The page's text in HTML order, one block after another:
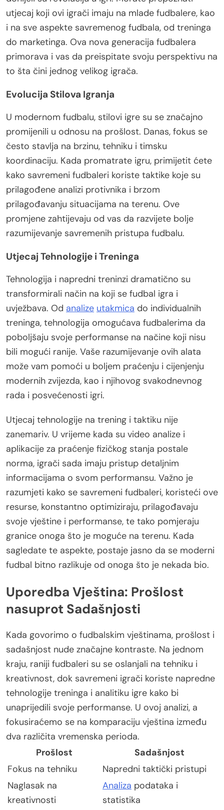
utjecaj koji ovi igrači imaju na mlade fudbalere, kao
i na sve aspekte savremenog fudbala, od treninga
do marketinga. Ova nova generacija fudbalera
primorava i vas da preispitate svoju perspektivu na
to šta čini jednog velikog igrača.
Evolucija Stilova Igranja
U modernom fudbalu, stilovi igre su se značajno
promijenili u odnosu na prošlost. Danas, fokus se
često stavlja na brzinu, tehniku i timsku
koordinaciju. Kada promatrate igru, primijetit ćete
kako savremeni fudbaleri koriste taktike koje su
prilagođene analizi protivnika i brzom
prilagođavanju situacijama na terenu. Ove
promjene zahtijevaju od vas da razvijete bolje
razumijevanje savremenih pristupa fudbalu.
Utjecaj Tehnologije i Treninga
Tehnologija i napredni treninzi dramatično su
transformirali način na koji se fudbal igra i
uvježbava. Od analize utakmica do individualnih
treninga, tehnologija omogućava fudbalerima da
poboljšaju svoje performanse na načine koji nisu
bili mogući ranije. Vaše razumijevanje ovih alata
može vam pomoći u boljem praćenju i cijenjenju
modernih zvijezda, kao i njihovog svakodnevnog
rada i posvećenosti igri.
Utjecaj tehnologije na trening i taktiku nije
zanemariv. U vrijeme kada su video analize i
aplikacije za praćenje fizičkog stanja postale
norma, igrači sada imaju pristup detaljnim
informacijama o svom performansu. Važno je
razumjeti kako se savremeni fudbaleri, koristeći ove
resurse, konstantno optimiziraju, prilagođavaju
svoje vještine i performanse, te tako pomjeraju
granice onoga što je moguće na terenu. Kada
sagledate te aspekte, postaje jasno da se moderni
fudbal bitno razlikuje od onoga što je nekada bio.
Uporedba Vještina: Prošlost
nasuprot Sadašnjosti
Kada govorimo o fudbalskim vještinama, prošlost i
sadašnjost nude značajne kontraste. Na jednom
kraju, raniji fudbaleri su se oslanjali na tehniku i
kreativnost, dok savremeni igrači koriste napredne
tehnologije treninga i analitiku igre kako bi
unaprijedili svoje performanse. U ovoj analizi, a
fokusiraćemo se na komparaciju vještina između
dva različita vremenska perioda.
Prošlost
Sadašnjost
Fokus na tehniku
Napredni taktički pristupi
Naglasak na
kreativnosti
Analiza podataka i
statistika